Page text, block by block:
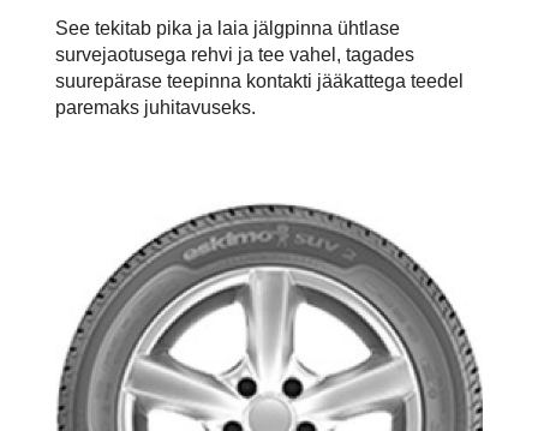
See tekitab pika ja laia jälgpinna ühtlase
survejaotusega rehvi ja tee vahel, tagades
suurepärase teepinna kontakti jääkattega teedel
paremaks juhitavuseks.